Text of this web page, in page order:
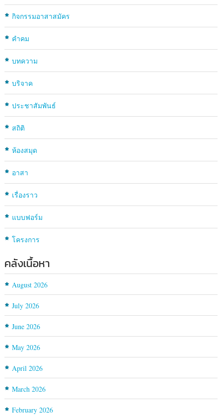
กิจกรรมอาสาสมัคร
คำคม
บทความ
บริจาค
ประชาสัมพันธ์
สถิติ
ห้องสมุด
อาสา
เรื่องราว
แบบฟอร์ม
โครงการ
คลังเนื้อหา
August 2026
July 2026
June 2026
May 2026
April 2026
March 2026
February 2026